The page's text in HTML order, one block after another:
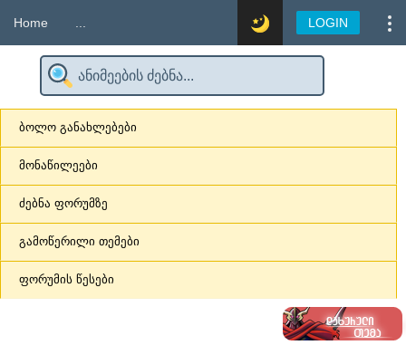
Home LOGIN
ბოლო განახლებები
მონაწილეები
ძებნა ფორუმზე
გამოწერილი თემები
ფორუმის წესები